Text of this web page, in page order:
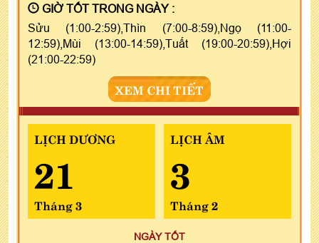
GIỜ TỐT TRONG NGÀY :
Sửu (1:00-2:59),Thìn (7:00-8:59),Ngọ (11:00-
12:59),Mùi (13:00-14:59),Tuất (19:00-20:59),Hợi
(21:00-22:59)
XEM CHI TIẾT
LỊCH DƯƠNG
21
Tháng 3
LỊCH ÂM
3
Tháng 2
NGÀY TỐT